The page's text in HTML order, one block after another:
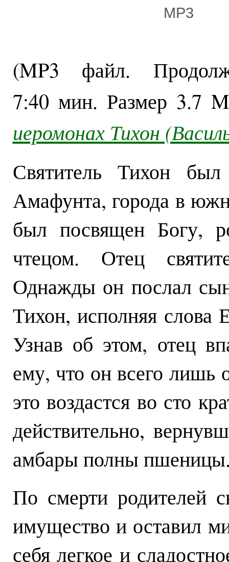
MP3
(MP3 файл.
7:40 мин. Размер 3.7
иеромонах Тихон
Святитель Тихон
Амафунта, города в
был посвящен Богу,
чтецом. Отец
Однажды он послал
Тихон, исполняя слова
Узнав об этом, отец
ему, что он всего лишь
это воздастся во сто
действительно,
амбары полны
По смерти родителей
имущество и оставил
себя легкое и